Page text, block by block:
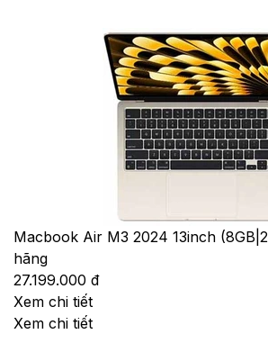
Macbook Air M3 2024 13inch
hãng
27.199.000 đ
Xem chi tiết
Xem chi tiết